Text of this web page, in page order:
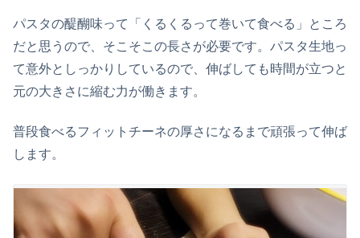
パスタの醍醐味って「くるくるって巻いて食べる」ところ
だと思うので、そこそこの長さが必要です。パスタ生地っ
て意外としっかりしているので、伸ばしても時間が立つと
元の大きさに縮む力が働きます。
普段食べるフィットチーネの厚さになるまで頑張って伸ば
します。